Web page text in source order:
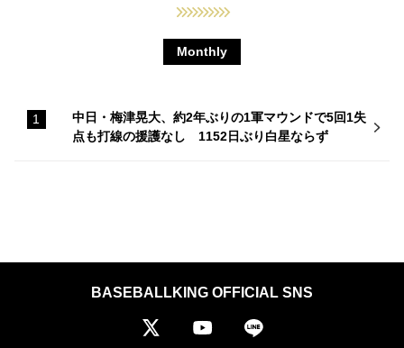
Monthly
中日・梅津晃大、約2年ぶりの1軍マウンドで5回1失
点も打線の援護なし 1152日ぶり白星ならず
BASEBALLKING OFFICIAL SNS